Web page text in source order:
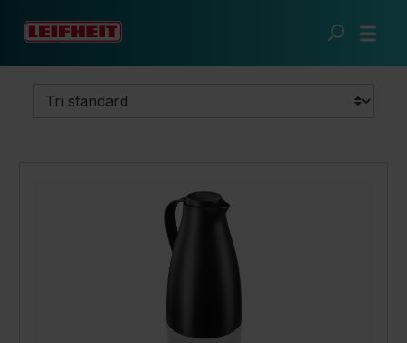
Passer au contenu principal